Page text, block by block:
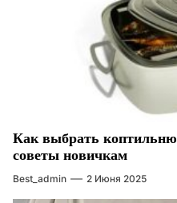
Как выбрать
советы новичкам
Best_admin 2 Июня 2025